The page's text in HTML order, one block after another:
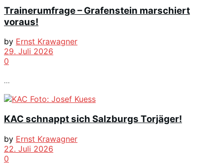
Trainerumfrage – Grafenstein marschiert
voraus!
by Ernst Krawagner
29. Juli 2026
0
...
KAC schnappt sich Salzburgs Torjäger!
by Ernst Krawagner
22. Juli 2026
0